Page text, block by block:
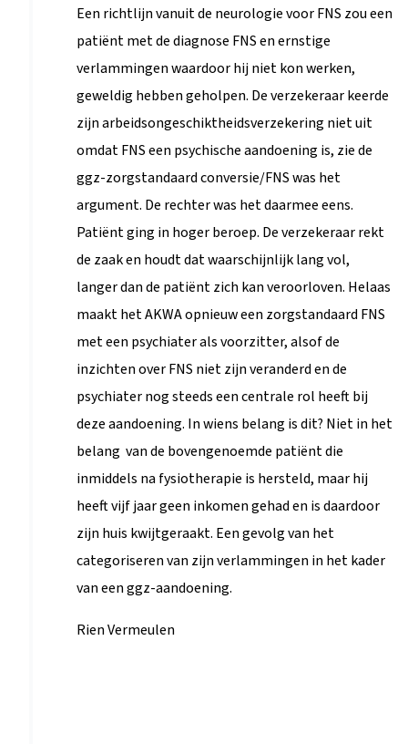
Een richtlijn vanuit de neurologie voor FNS zou een
patiënt met de diagnose FNS en ernstige
verlammingen waardoor hij niet kon werken,
geweldig hebben geholpen. De verzekeraar keerde
zijn arbeidsongeschiktheidsverzekering niet uit
omdat FNS een psychische aandoening is, zie de
ggz-zorgstandaard conversie/FNS was het
argument. De rechter was het daarmee eens.
Patiënt ging in hoger beroep. De verzekeraar rekt
de zaak en houdt dat waarschijnlijk lang vol,
langer dan de patiënt zich kan veroorloven. Helaas
maakt het AKWA opnieuw een zorgstandaard FNS
met een psychiater als voorzitter, alsof de
inzichten over FNS niet zijn veranderd en de
psychiater nog steeds een centrale rol heeft bij
deze aandoening. In wiens belang is dit? Niet in het
belang van de bovengenoemde patiënt die
inmiddels na fysiotherapie is hersteld, maar hij
heeft vijf jaar geen inkomen gehad en is daardoor
zijn huis kwijtgeraakt. Een gevolg van het
categoriseren van zijn verlammingen in het kader
van een ggz-aandoening.
Rien Vermeulen